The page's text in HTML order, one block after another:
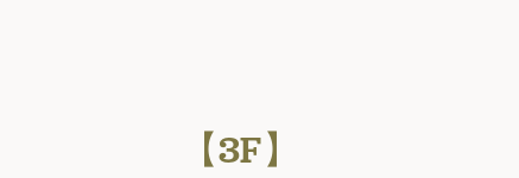
【3F】